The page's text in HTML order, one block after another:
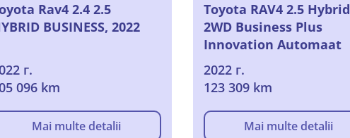
Rav4 2.4 2.5
BUSINESS, 2022
г.
096 km
Mai multe detalii
Toyota RAV4 2.5 Hybrid
2WD Business Plus
Innovation Automaat
2022 г.
123 309 km
Mai multe detalii